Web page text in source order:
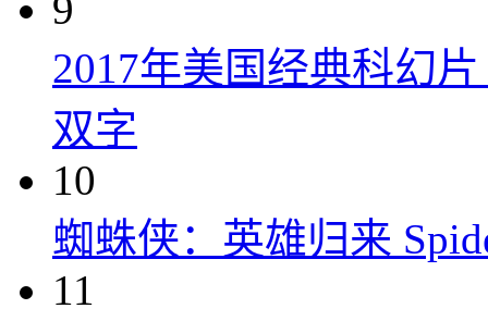
9
2017年美国经典科幻
双字
10
蜘蛛侠：英雄归来
11